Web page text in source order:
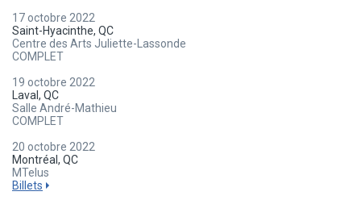
17 octobre 2022
Saint-Hyacinthe, QC
Centre des Arts Juliette-Lassonde
COMPLET
19 octobre 2022
Laval, QC
Salle André-Mathieu
COMPLET
20 octobre 2022
Montréal, QC
MTelus
Billets